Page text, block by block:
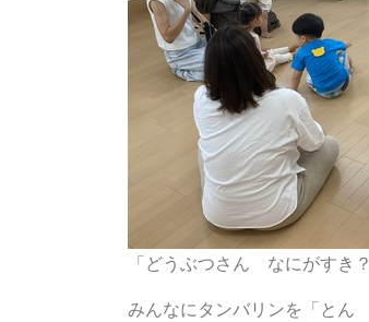
「どうぶつさん なにがすき
みんなにタンバリンを「と